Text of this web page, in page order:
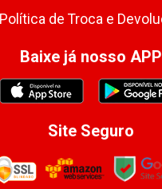
Política de Troca e
Baixe já nosso APP
Site Seguro